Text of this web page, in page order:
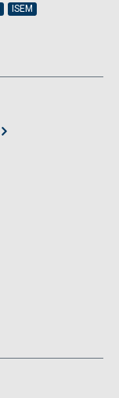
ISEM